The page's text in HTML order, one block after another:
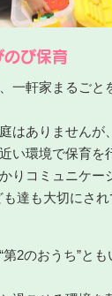
び保育
一軒家まるごと
はありませんが
い環境で保育を
りコミュニケー
達も大切にさ
2のおうち”と